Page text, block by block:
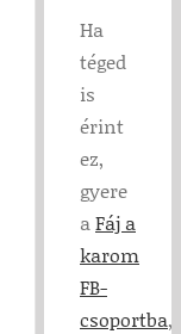
Ha
téged
is
érint
ez,
gyere
aFáj a
karom
FB-
csoportba,